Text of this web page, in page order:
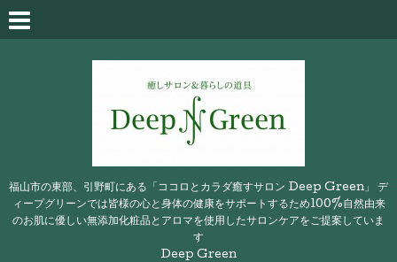
福山市の東部、引野町にある「ココロとカラダ癒すサロン Deep Green」 デ
ィープグリーンでは皆様の心と身体の健康をサポートするため100%自然由来
のお肌に優しい無添加化粧品とアロマを使用したサロンケアをご提案していま
す
Deep Green